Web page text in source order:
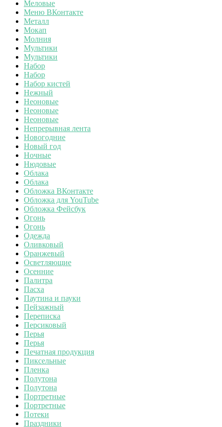
Меловые
Меню ВКонтакте
Металл
Мокап
Молния
Мультики
Мультики
Набор
Набор
Набор кистей
Нежный
Неоновые
Неоновые
Неоновые
Непрерывная лента
Новогодние
Новый год
Ночные
Нюдовые
Облака
Облака
Обложка ВКонтакте
Обложка для YouTube
Обложка Фейсбук
Огонь
Огонь
Одежда
Оливковый
Оранжевый
Осветляющие
Осенние
Палитра
Пасха
Паутина и пауки
Пейзажный
Переписка
Персиковый
Перья
Перья
Печатная продукция
Пиксельные
Пленка
Полутона
Полутона
Портретные
Портретные
Потеки
Праздники